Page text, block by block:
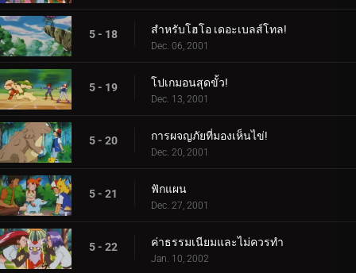
5 - 18 สำหรับโฮโอ เดอะเบลส์โทล!
Dec. 06, 2001
5 - 19 โปเกมอนสุดขั้ว!
Dec. 13, 2001
5 - 20 การผจญภัยที่มองเห็นไข่!
Dec. 20, 2001
5 - 21 ฟักแผน
Dec. 27, 2001
5 - 22 ค่าธรรมเนียมและไม่ควรทำ
Jan. 10, 2002